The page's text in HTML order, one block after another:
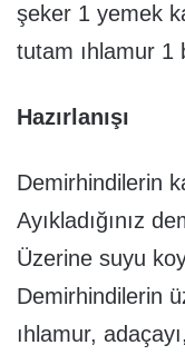
şeker 1 yemek
tutam ıhlamur 1
Hazırlanışı
Demirhindilerin
Ayıkladığınız
Üzerine suyu
Demirhindilerin
ıhlamur,